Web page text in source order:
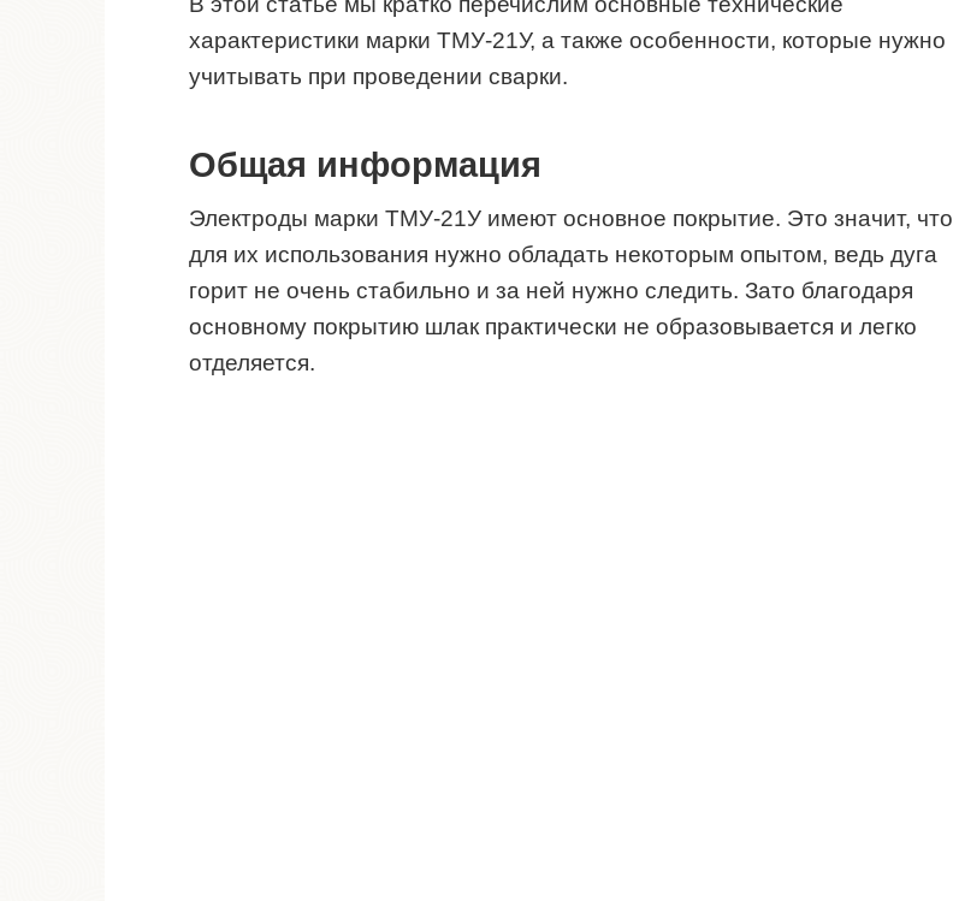
характеристики марки ТМУ-21У, а также особенности, которые нужно
учитывать при проведении сварки.
Общая информация
Электроды марки ТМУ-21У имеют основное покрытие. Это значит, что
для их использования нужно обладать некоторым опытом, ведь дуга
горит не очень стабильно и за ней нужно следить. Зато благодаря
основному покрытию шлак практически не образовывается и легко
отделяется.